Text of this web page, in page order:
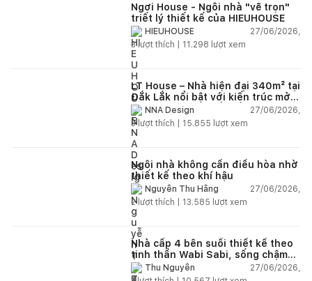
Ngơi House - Ngôi nhà "vẽ trọn"
triết lý thiết kế của HIEUHOUSE
HIEUHOUSE
27/06/2026,
3lượt thích | 11.298 lượt xem
LT House – Nhà hiện đại 340m² tại
Đắk Lắk nổi bật với kiến trúc mở
và hệ sân vườn kết nối thiên
nhiên
NNA Design
27/06/2026,
3lượt thích | 15.855 lượt xem
Ngôi nhà không cần điều hòa nhờ
thiết kế theo khí hậu
Nguyễn Thu Hằng
27/06/2026,
2lượt thích | 13.585 lượt xem
Nhà cấp 4 bên suối thiết kế theo
tinh thần Wabi Sabi, sống chậm
giữa thiên nhiên
Thu Nguyễn
27/06/2026,